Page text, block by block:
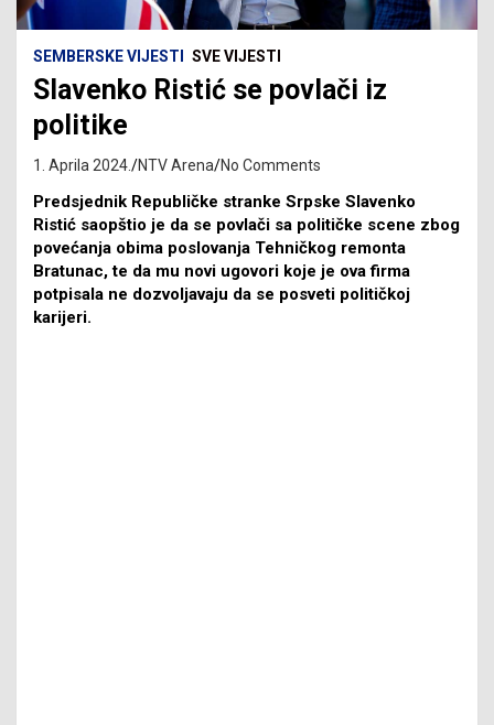
SEMBERSKE VIJESTI SVE VIJESTI
Slavenko Ristić se povlači iz
politike
1. Aprila 2024. NTV Arena No Comments
Predsjednik Republičke stranke Srpske Slavenko
Ristić saopštio je da se povlači sa političke scene zbog
povećanja obima poslovanja Tehničkog remonta
Bratunac, te da mu novi ugovori koje je ova firma
potpisala ne dozvoljavaju da se posveti političkoj
karijeri.